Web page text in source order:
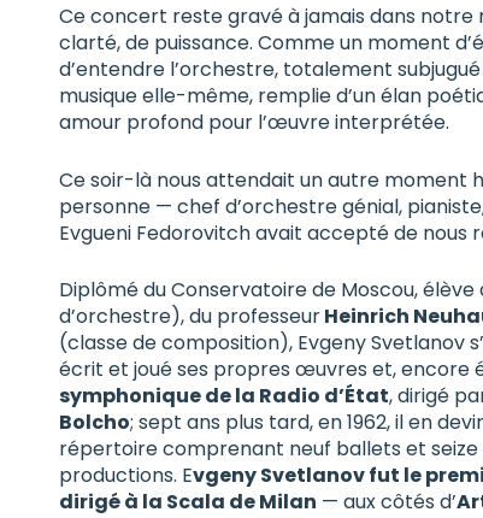
Ce concert reste gravé à jamais dans
clarté, de puissance. Comme un moment
d’entendre l’orchestre, totalement
musique elle-même, remplie d’un élan
amour profond pour l’œuvre interprétée.
Ce soir-là nous attendait un autre moment
personne — chef d’orchestre génial,
Evgueni Fedorovitch avait accepté de
Diplômé du Conservatoire de Moscou,
d’orchestre), du professeurHeinrich
(classe de composition), Evgeny Svetlanov
écrit et joué ses propres œuvres et, encore
symphonique de la Radio d’État, dirigé
Bolcho; sept ans plus tard, en 1962, il en
répertoire comprenant neuf ballets et seize
productions. Evgeny Svetlanov fut le
dirigé à la Scala de Milan — aux côtés d’